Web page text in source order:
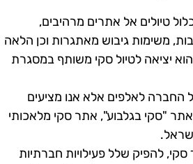
טיולים אל אתרים מרהיבים,
משימות גיבוש מאתגרות וכן הלאה
יציאה לטיול סקי משותף במסגרת
החברה לאלפים אלא אנו מציעים
"סקי בגלבוע", אתר סקי מלאכותי
להפיק שלל פעילויות חברתיות